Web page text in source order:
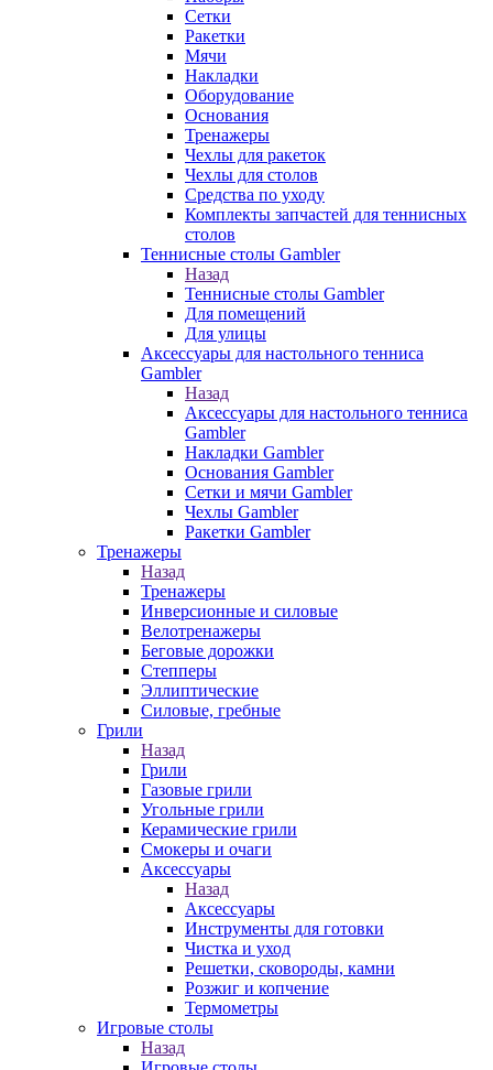
Сетки
Ракетки
Мячи
Накладки
Оборудование
Основания
Тренажеры
Чехлы для ракеток
Чехлы для столов
Средства по уходу
Комплекты запчастей для теннисных
столов
Теннисные столы Gambler
Назад
Теннисные столы Gambler
Для помещений
Для улицы
Аксессуары для настольного тенниса
Gambler
Назад
Аксессуары для настольного тенниса
Gambler
Накладки Gambler
Основания Gambler
Сетки и мячи Gambler
Чехлы Gambler
Ракетки Gambler
Тренажеры
Назад
Тренажеры
Инверсионные и силовые
Велотренажеры
Беговые дорожки
Степперы
Эллиптические
Силовые, гребные
Грили
Назад
Грили
Газовые грили
Угольные грили
Керамические грили
Смокеры и очаги
Аксессуары
Назад
Аксессуары
Инструменты для готовки
Чистка и уход
Решетки, сковороды, камни
Розжиг и копчение
Термометры
Игровые столы
Назад